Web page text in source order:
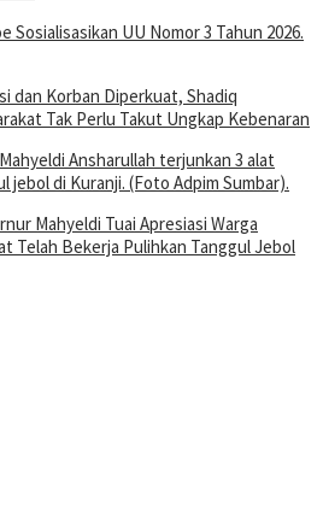
dan Korban Diperkuat, Shadiq
Tak Perlu Takut Ungkap Kebenaran
Mahyeldi Tuai Apresiasi Warga
Telah Bekerja Pulihkan Tanggul Jebol